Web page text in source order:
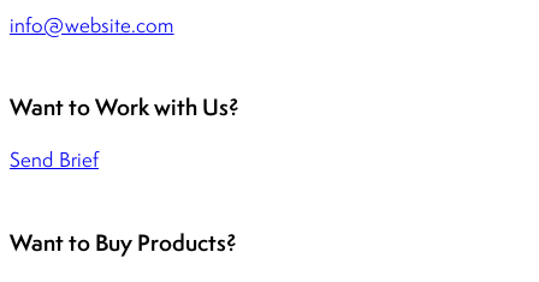
info@website.com
Want to Work with Us?
Send Brief
Want to Buy Products?